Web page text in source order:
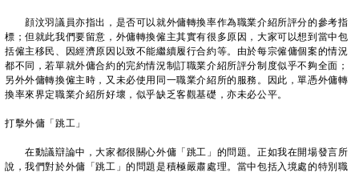
顔汶羽議員亦指出，是否可以就外傭轉換率作為職業介紹所評分的參考指
標；但就此我們要留意，外傭轉換僱主其實有很多原因，大家可以想到當中包
括僱主移民、因經濟原因以致不能繼續履行合約等。由於每宗僱傭個案的情況
都不同，若單就外傭合約的完約情況制訂職業介紹所評分制度似乎不夠全面；
另外外傭轉換僱主時，又未必使用同一職業介紹所的服務。因此，單憑外傭轉
換率來界定職業介紹所好壞，似乎缺乏客觀基礎，亦未必公平。
打擊外傭「跳工」
在動議辯論中，大家都很關心外傭「跳工」的問題。正如我在開場發言所
說，我們對於外傭「跳工」的問題是積極嚴肅處理。當中包括入境處的特別職